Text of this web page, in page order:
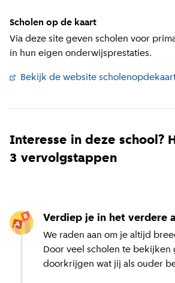
Scholen op de kaart
Via deze site geven scholen voor
in hun eigen onderwijsprestaties.
Bekijk de website
Interesse in deze school?
3 vervolgstappen
Verdiep je in het verdere
We raden aan om je altijd
Door veel scholen te bekijken
doorkrijgen wat jij als ouder